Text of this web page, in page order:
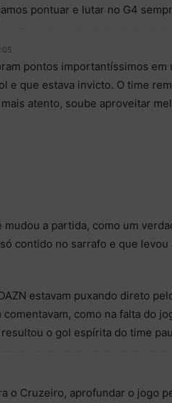
pontuar e lutar no G4
pontos importantíssimos em
e que estava invicto. O time
atento, soube aproveitar
a partida, como um
contido no sarrafo e que levou
estavam puxando direto
como na falta do
o gol espírita do time
o Cruzeiro, aprofundar o jogo